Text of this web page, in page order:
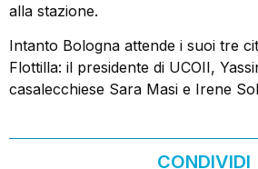
alla stazione.
Intanto Bologna attende i suoi tre
Flottilla: il presidente di UCOII,
casalecchiese Sara Masi e Irene
CONDIVIDI